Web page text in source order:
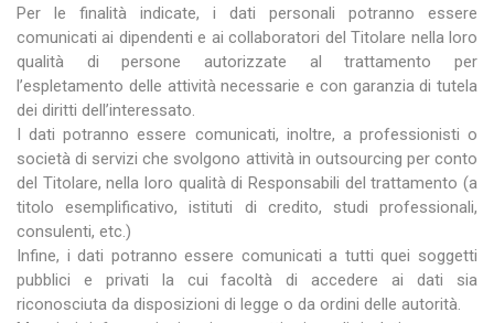
Per le finalità indicate, i dati personali potranno essere
comunicati ai dipendenti e ai collaboratori del Titolare nella loro
qualità di persone autorizzate al trattamento per
l’espletamento delle attività necessarie e con garanzia di tutela
dei diritti dell’interessato.
I dati potranno essere comunicati, inoltre, a professionisti o
società di servizi che svolgono attività in outsourcing per conto
del Titolare, nella loro qualità di Responsabili del trattamento (a
titolo esemplificativo, istituti di credito, studi professionali,
consulenti, etc.)
Infine, i dati potranno essere comunicati a tutti quei soggetti
pubblici e privati la cui facoltà di accedere ai dati sia
riconosciuta da disposizioni di legge o da ordini delle autorità.